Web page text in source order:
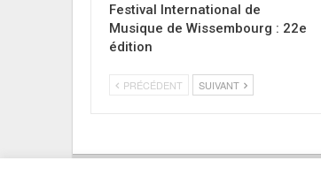
Festival International de
Musique de Wissembourg : 22e
édition
PRÉCÉDENT SUIVANT